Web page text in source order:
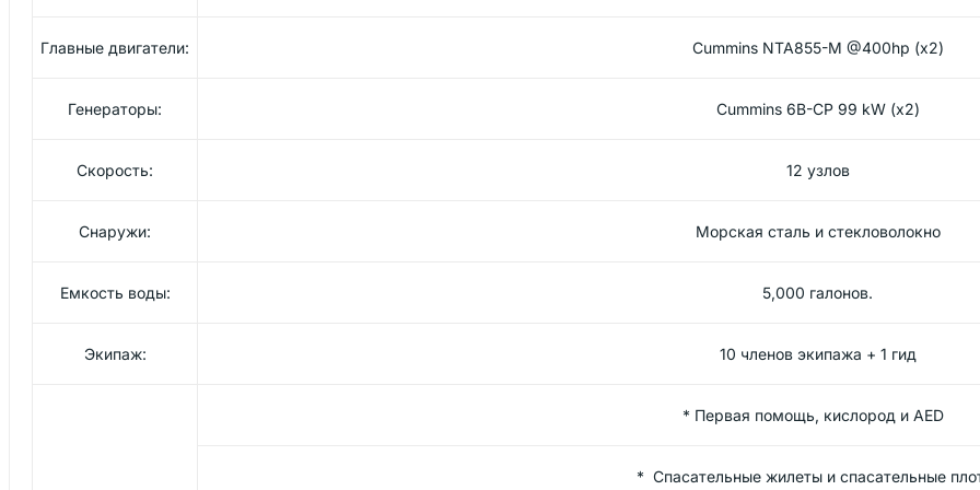
Главные двигатели: Cummins NTA855-M @400hp (x2)
Генераторы: Cummins 6B-CP 99 kW (x2)
Скорость: 12 узлов
Снаружи: Морская сталь и стекловолокно
Емкость воды: 5,000 галонов.
Экипаж: 10 членов экипажа + 1 гид
* Первая помощь, кислород и AED
* Спасательные жилеты и спасательные